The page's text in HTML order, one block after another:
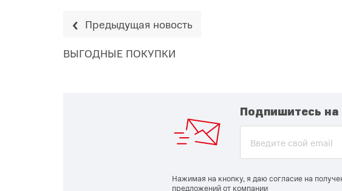
Предыдущая новость
ВЫГОДНЫЕ ПОКУПКИ
Подпишитесь на
Нажимая на кнопку, я даю согласие на
предложений от компании